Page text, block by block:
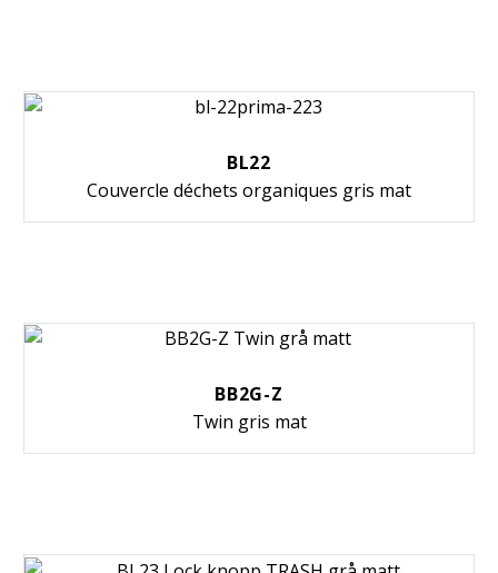
BL22
Couvercle déchets organiques gris mat
BB2G-Z
Twin gris mat